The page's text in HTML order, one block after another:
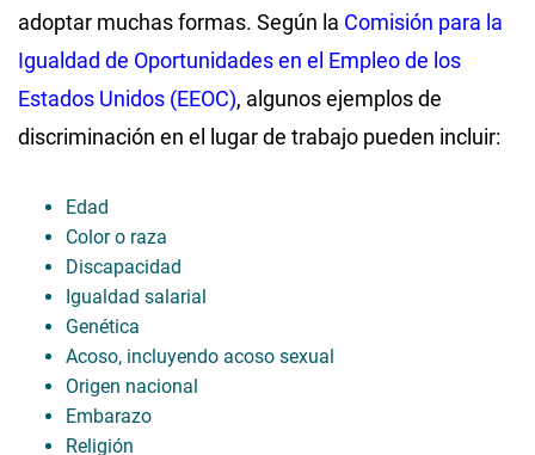
adoptar muchas formas. Según la Comisión para la
Igualdad de Oportunidades en el Empleo de los
Estados Unidos (EEOC), algunos ejemplos de
discriminación en el lugar de trabajo pueden incluir:
Edad
Color o raza
Discapacidad
Igualdad salarial
Genética
Acoso, incluyendo acoso sexual
Origen nacional
Embarazo
Religión